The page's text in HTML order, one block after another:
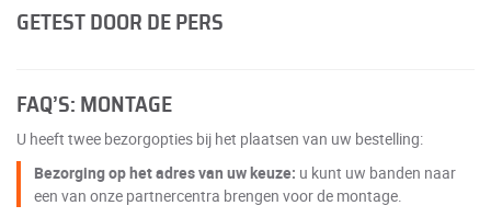
GETEST DOOR DE PERS
FAQ’S: MONTAGE
U heeft twee bezorgopties bij het plaatsen van uw bestelling:
Bezorging op het adres van uw keuze: u kunt uw banden naar
een van onze partnercentra brengen voor de montage.